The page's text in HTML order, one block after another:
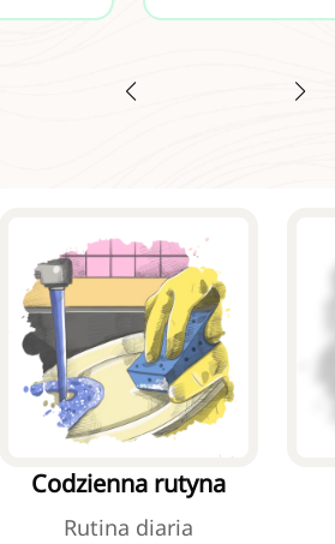
Codzienna rutyna
Rutina diaria